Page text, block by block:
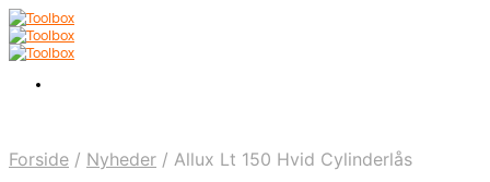
Forside / Nyheder / Allux Lt 150 Hvid Cylinderlås